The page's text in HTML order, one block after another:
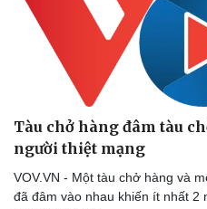
Tàu chở hàng đâm tàu
người thiệt mạng
VOV.VN - Một tàu chở hàng và
đã đâm vào nhau khiến ít nhất